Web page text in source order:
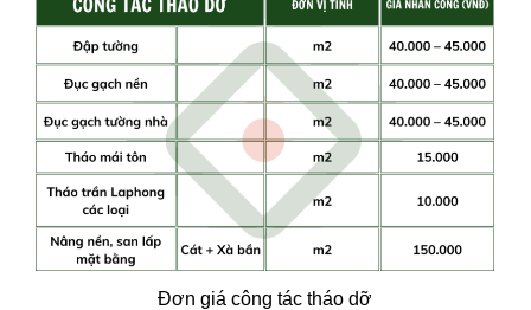
Đơn giá công tác tháo dỡ